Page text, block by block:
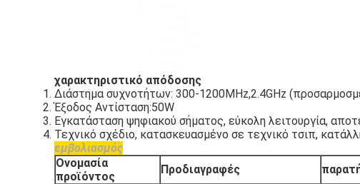
χαρακτηριστικό απόδοσης
Διάστημα συχνοτήτων: 300-1200MHz,2.4GHz
Έξοδος Αντίσταση:50W
Εγκατάσταση ψηφιακού σήματος, εύκολη λειτουργία,
Τεχνικό σχέδιο, κατασκευασμένο σε τεχνικό τσιπ,
εμβολιασμός
Ονομασία
προϊόντος
Προδιαγραφές